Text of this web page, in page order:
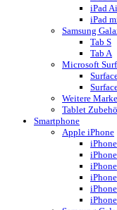
iPad
iPad
Samsung
Tab S
Tab A
Microsoft
Weitere
Tablet
Smartphone
Apple iPhone
iPhone